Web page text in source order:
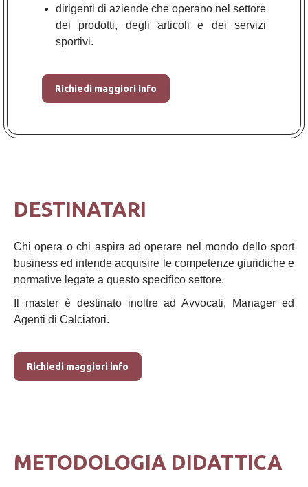
dirigenti di aziende che operano nel settore
dei prodotti, degli articoli e dei servizi
sportivi.
Richiedi maggiori info
DESTINATARI
Chi opera o chi aspira ad operare nel mondo dello sport
business ed intende acquisire le competenze giuridiche e
normative legate a questo specifico settore.
Il master è destinato inoltre ad Avvocati, Manager ed
Agenti di Calciatori.
Richiedi maggiori info
METODOLOGIA DIDATTICA